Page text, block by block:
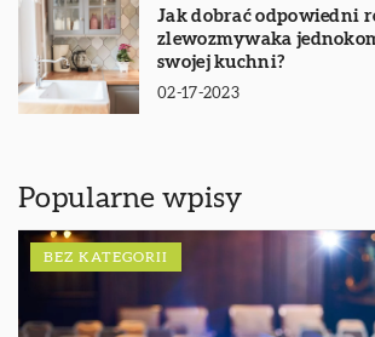
Jak dobrać odpowiedni
zlewozmywaka
swojej kuchni?
02-17-2023
Popularne wpisy
BEZ KATEGORII